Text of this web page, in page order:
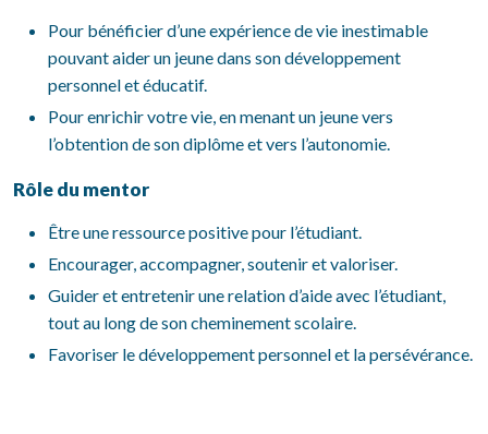
Pour bénéficier d’une expérience de vie inestimable
pouvant aider un jeune dans son développement
personnel et éducatif.
Pour enrichir votre vie, en menant un jeune vers
l’obtention de son diplôme et vers l’autonomie.
Rôle du mentor
Être une ressource positive pour l’étudiant.
Encourager, accompagner, soutenir et valoriser.
Guider et entretenir une relation d’aide avec l’étudiant,
tout au long de son cheminement scolaire.
Favoriser le développement personnel et la persévérance.